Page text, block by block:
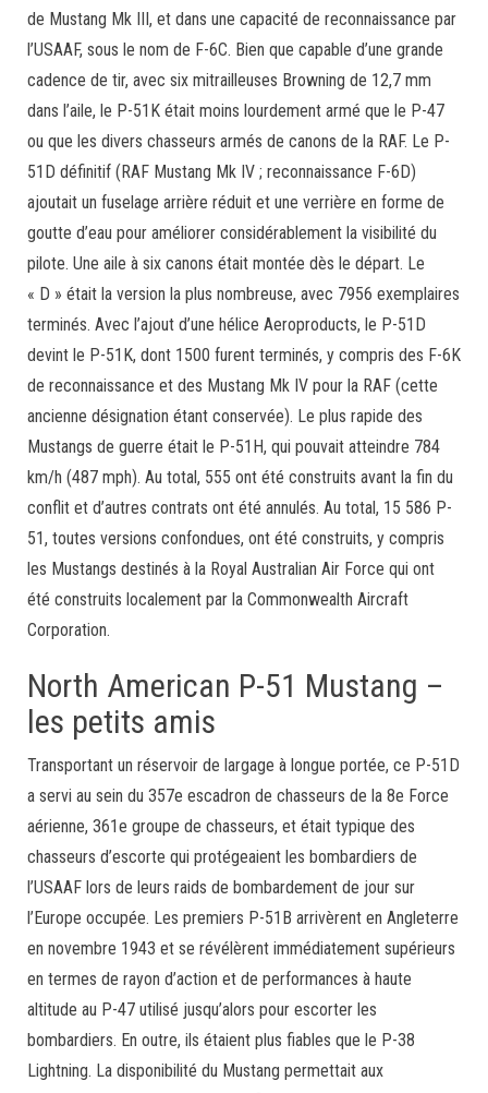
de Mustang Mk III, et dans une capacité de reconnaissance par
l’USAAF, sous le nom de F-6C. Bien que capable d’une grande
cadence de tir, avec six mitrailleuses Browning de 12,7 mm
dans l’aile, le P-51K était moins lourdement armé que le P-47
ou que les divers chasseurs armés de canons de la RAF. Le P-
51D définitif (RAF Mustang Mk IV ; reconnaissance F-6D)
ajoutait un fuselage arrière réduit et une verrière en forme de
goutte d’eau pour améliorer considérablement la visibilité du
pilote. Une aile à six canons était montée dès le départ. Le
« D » était la version la plus nombreuse, avec 7956 exemplaires
terminés. Avec l’ajout d’une hélice Aeroproducts, le P-51D
devint le P-51K, dont 1500 furent terminés, y compris des F-6K
de reconnaissance et des Mustang Mk IV pour la RAF (cette
ancienne désignation étant conservée). Le plus rapide des
Mustangs de guerre était le P-51H, qui pouvait atteindre 784
km/h (487 mph). Au total, 555 ont été construits avant la fin du
conflit et d’autres contrats ont été annulés. Au total, 15 586 P-
51, toutes versions confondues, ont été construits, y compris
les Mustangs destinés à la Royal Australian Air Force qui ont
été construits localement par la Commonwealth Aircraft
Corporation.
North American P-51 Mustang –
les petits amis
Transportant un réservoir de largage à longue portée, ce P-51D
a servi au sein du 357e escadron de chasseurs de la 8e Force
aérienne, 361e groupe de chasseurs, et était typique des
chasseurs d’escorte qui protégeaient les bombardiers de
l’USAAF lors de leurs raids de bombardement de jour sur
l’Europe occupée. Les premiers P-51B arrivèrent en Angleterre
en novembre 1943 et se révélèrent immédiatement supérieurs
en termes de rayon d’action et de performances à haute
altitude au P-47 utilisé jusqu’alors pour escorter les
bombardiers. En outre, ils étaient plus fiables que le P-38
Lightning. La disponibilité du Mustang permettait aux